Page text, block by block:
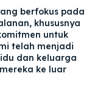
berfokus pada
khususnya
untuk
telah menjadi
dan keluarga
ke luar